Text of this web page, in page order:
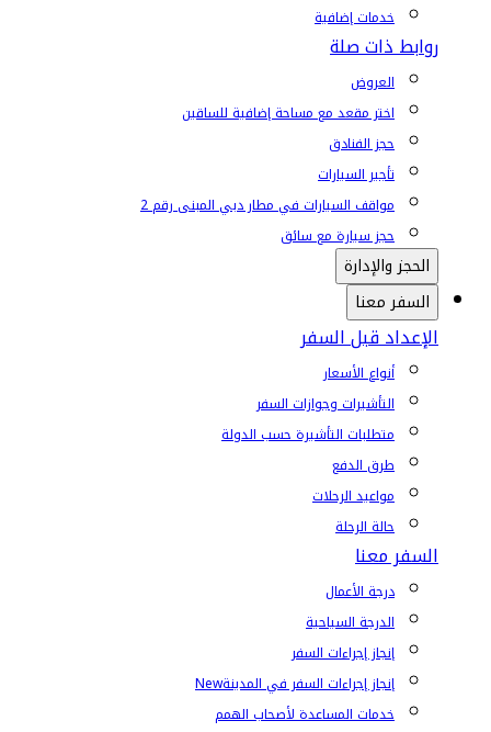
خدمات إضافية
روابط ذات صلة
العروض
اختر مقعد مع مساحة إضافية للساقين
حجز الفنادق
تأجير السيارات
مواقف السيارات في مطار دبي المبنى رقم 2
حجز سيارة مع سائق
الحجز والإدارة
السفر معنا
الإعداد قبل السفر
أنواع الأسعار
التأشيرات وجوازات السفر
متطلبات التأشيرة حسب الدولة
طرق الدفع
مواعيد الرحلات
حالة الرحلة
السفر معنا
درجة الأعمال
الدرجة السياحية
إنجاز إجراءات السفر
إنجاز إجراءات السفر في المدينةNew
خدمات المساعدة لأصحاب الهمم